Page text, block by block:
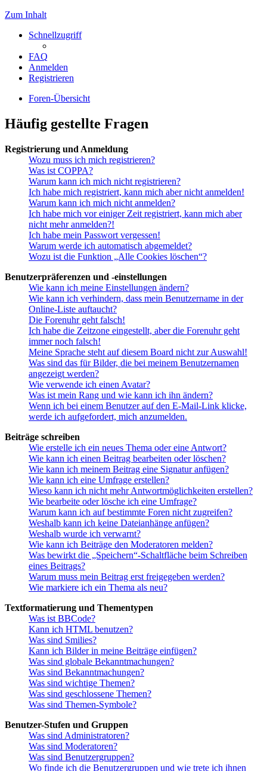
Zum Inhalt
Schnellzugriff
FAQ
Anmelden
Registrieren
Foren-Übersicht
Häufig gestellte Fragen
Registrierung und Anmeldung
Wozu muss ich mich registrieren?
Was ist COPPA?
Warum kann ich mich nicht registrieren?
Ich habe mich registriert, kann mich aber nicht anmelden!
Warum kann ich mich nicht anmelden?
Ich habe mich vor einiger Zeit registriert, kann mich aber
nicht mehr anmelden?!
Ich habe mein Passwort vergessen!
Warum werde ich automatisch abgemeldet?
Wozu ist die Funktion „Alle Cookies löschen“?
Benutzerpräferenzen und -einstellungen
Wie kann ich meine Einstellungen ändern?
Wie kann ich verhindern, dass mein Benutzername in der
Online-Liste auftaucht?
Die Forenuhr geht falsch!
Ich habe die Zeitzone eingestellt, aber die Forenuhr geht
immer noch falsch!
Meine Sprache steht auf diesem Board nicht zur Auswahl!
Was sind das für Bilder, die bei meinem Benutzernamen
angezeigt werden?
Wie verwende ich einen Avatar?
Was ist mein Rang und wie kann ich ihn ändern?
Wenn ich bei einem Benutzer auf den E-Mail-Link klicke,
werde ich aufgefordert, mich anzumelden.
Beiträge schreiben
Wie erstelle ich ein neues Thema oder eine Antwort?
Wie kann ich einen Beitrag bearbeiten oder löschen?
Wie kann ich meinem Beitrag eine Signatur anfügen?
Wie kann ich eine Umfrage erstellen?
Wieso kann ich nicht mehr Antwortmöglichkeiten erstellen?
Wie bearbeite oder lösche ich eine Umfrage?
Warum kann ich auf bestimmte Foren nicht zugreifen?
Weshalb kann ich keine Dateianhänge anfügen?
Weshalb wurde ich verwarnt?
Wie kann ich Beiträge den Moderatoren melden?
Was bewirkt die „Speichern“-Schaltfläche beim Schreiben
eines Beitrags?
Warum muss mein Beitrag erst freigegeben werden?
Wie markiere ich ein Thema als neu?
Textformatierung und Thementypen
Was ist BBCode?
Kann ich HTML benutzen?
Was sind Smilies?
Kann ich Bilder in meine Beiträge einfügen?
Was sind globale Bekanntmachungen?
Was sind Bekanntmachungen?
Was sind wichtige Themen?
Was sind geschlossene Themen?
Was sind Themen-Symbole?
Benutzer-Stufen und Gruppen
Was sind Administratoren?
Was sind Moderatoren?
Was sind Benutzergruppen?
Wo finde ich die Benutzergruppen und wie trete ich ihnen